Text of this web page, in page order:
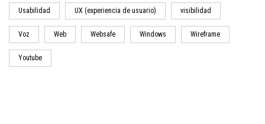
Usabilidad UX (experiencia de usuario) visibilidad
Voz Web Websafe Windows Wireframe
Youtube